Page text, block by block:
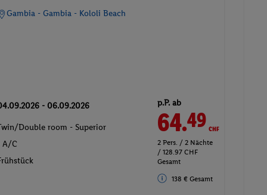
Gambia - Gambia - Kololi Beach
- 06.09.2026
Double room - Superior
A/C
p.P. ab
64.49CHF
2 Pers. / 2 Nächte
/ 128.97 CHF
Gesamt
138 € Gesamt